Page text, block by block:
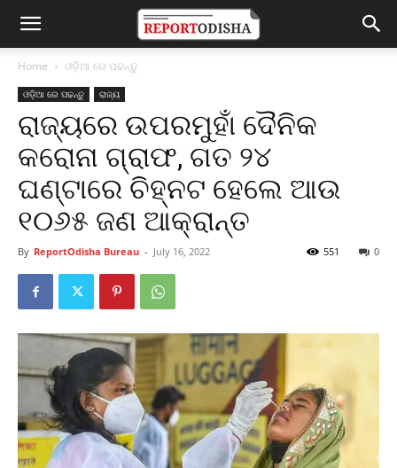
Home ଓଡ଼ିଆ ରେ ପଢନ୍ତୁ
ଓଡ଼ିଆ ରେ ପଢନ୍ତୁ ରାଜ୍ୟ
ରାଜ୍ୟରେ ଉପରମୁହାଁ ଦୈନିକ
କରୋନା ଗ୍ରାଫ, ଗତ ୨୪
ଘଣ୍ଟାରେ ଚିହ୍ନଟ ହେଲେ ଆଉ
୧୦୬୫ ଜଣ ଆକ୍ରାନ୍ତ
By ReportOdisha Bureau - July 16, 2022 0
551